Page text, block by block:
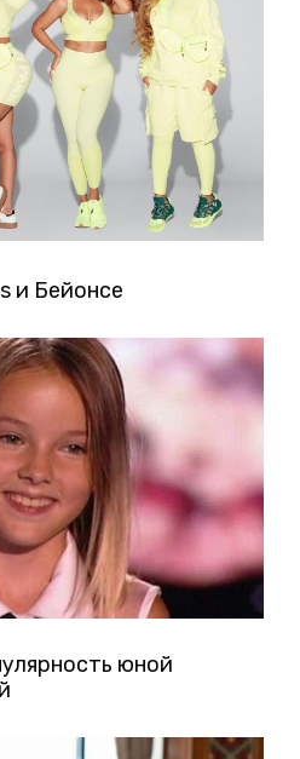
и Бейонсе
юной